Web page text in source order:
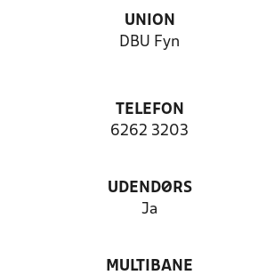
UNION
DBU Fyn
TELEFON
6262 3203
UDENDØRS
Ja
MULTIBANE